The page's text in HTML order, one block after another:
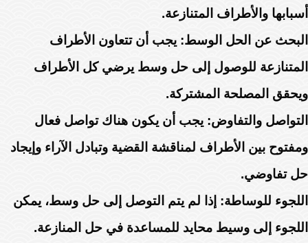
أسبابها والأطراف المتنازعة.
البحث عن الحل الوسط: يجب أن تتعاون الأطراف
المتنازعة للوصول إلى حل وسط يرضي كل الأطراف
ويحقق المصلحة المشتركة.
التواصل والتفاوض: يجب أن يكون هناك تواصل فعال
ومفتوح بين الأطراف لمناقشة القضية وتبادل الآراء وإيجاد
حل تفاوضي.
اللجوء للوساطة: إذا لم يتم التوصل إلى حل وسط، يمكن
اللجوء إلى وسيط محايد للمساعدة في حل المنازعة.